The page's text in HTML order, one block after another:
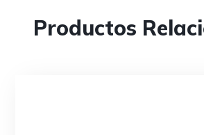
Productos